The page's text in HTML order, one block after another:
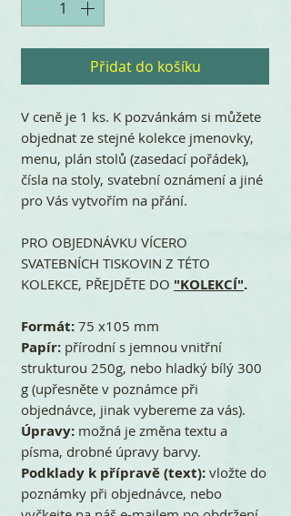
Přidat do košíku
V ceně je 1 ks. K pozvánkám si můžete
objednat ze stejné kolekce jmenovky,
menu, plán stolů (zasedací pořádek),
čísla na stoly, svatební oznámení a jiné
pro Vás vytvořím na přání.
PRO OBJEDNÁVKU VÍCERO
SVATEBNÍCH TISKOVIN Z TÉTO
KOLEKCE, PŘEJDĚTE DO "KOLEKCÍ".
Formát: 75 x105 mm
Papír: přírodní s jemnou vnitřní
strukturou 250g, nebo hladký bílý 300
g (upřesněte v poznámce při
objednávce, jinak vybereme za vás).
Úpravy: možná je změna textu a
písma, drobné úpravy barvy.
Podklady k přípravě (text): vložte do
poznámky při objednávce, nebo